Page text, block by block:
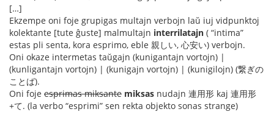
[…]
Ekzempe oni foje grupigas multajn verbojn laŭ iuj vidpunktoj
kolektante [tute ĝuste] malmultajn interrilatajn ( “intima”
estas pli senta, kora esprimo, eble 親しい, 心安い) verbojn.
Oni okaze intermetas taŭgajn (kunigantajn vortojn) |
(kunligantajn vortojn) | (kunigajn vortojn) | (kunigilojn) (繋ぎの
ことば).
Oni foje esprimas miksante miksas nudajn 連用形 kaj 連用形
+て. (la verbo “esprimi” sen rekta objekto sonas strange)